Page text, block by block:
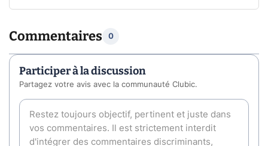
Commentaires 0
Participer à la discussion
Partagez votre avis avec la communauté Clubic.